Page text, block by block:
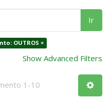
Ir
OUTROS ×
Show Advanced Filters
1-10